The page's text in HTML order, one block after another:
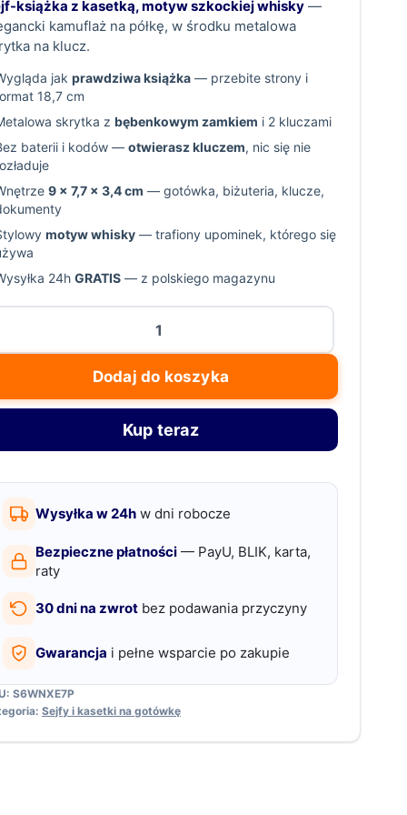
książka z kasetką, motyw szkockiej whisky —
kamuflaż na półkę, w środku metalowa
na klucz.
jak prawdziwa książka — przebite strony i
18,7 cm
skrytka z bębenkowym zamkiem i 2 kluczami
baterii i kodów — otwierasz kluczem, nic się nie
9 × 7,7 × 3,4 cm — gotówka, biżuteria, klucze,
motyw whisky — trafiony upominek, którego się
24h GRATIS — z polskiego magazynu
Dodaj do koszyka
Kup teraz
Wysyłka w 24h w dni robocze
Bezpieczne płatności — PayU, BLIK, karta,
raty
30 dni na zwrot bez podawania przyczyny
Gwarancja i pełne wsparcie po zakupie
S6WNXE7P
Sejfy i kasetki na gotówkę